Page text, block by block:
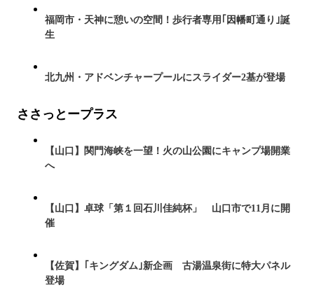
福岡市・天神に憩いの空間！歩行者専用｢因幡町通り｣誕
生
北九州・アドベンチャープールにスライダー2基が登場
ささっとープラス
【山口】関門海峡を一望！火の山公園にキャンプ場開業
へ
【山口】卓球「第１回石川佳純杯」 山口市で11月に開
催
【佐賀】｢キングダム｣新企画 古湯温泉街に特大パネル
登場